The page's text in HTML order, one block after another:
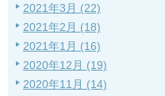
2021年3月 (22)
2021年2月 (18)
2021年1月 (16)
2020年12月 (19)
2020年11月 (14)